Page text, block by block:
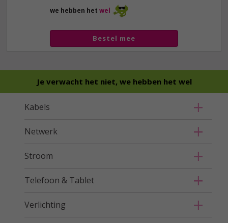
we hebben het wel
Bestel mee
Je verwacht het niet, we hebben het wel
Kabels
Netwerk
Stroom
Telefoon & Tablet
Verlichting